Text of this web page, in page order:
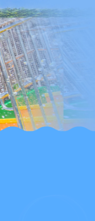
水あそびエリア
今しか楽しめない、
夏の注目エリア
夏のグッズ
夏のグルメ
フルブッフェ ディナー
イベントカレンダー